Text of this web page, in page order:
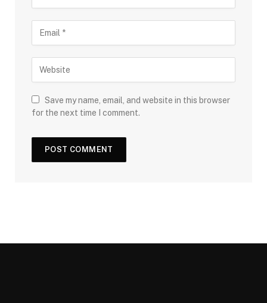
Save my name, email, and website in this browser
for the next time I comment.